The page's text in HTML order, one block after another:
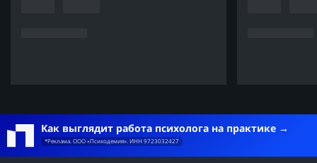
Как выглядит работа психолога на практике
*Реклама. ООО «Психодемия». ИНН 9723032427